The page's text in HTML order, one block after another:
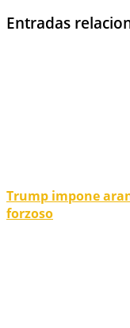
Entradas
Trump impone
forzoso